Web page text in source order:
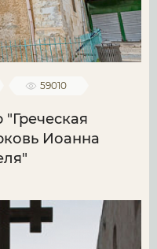
59010
Иоанна